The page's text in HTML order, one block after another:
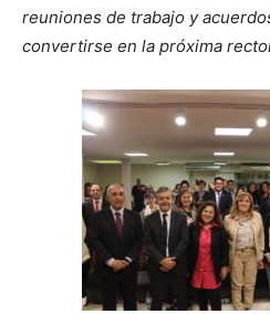
reuniones de trabajo y
convertirse en la próxima